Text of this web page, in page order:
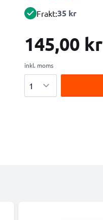
Frakt:35 kr
145,00 kr
inkl. moms